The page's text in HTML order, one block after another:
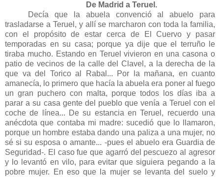
De Madrid a Teruel .
Decía que la abuela convenció al abuelo para
trasladarse a Teruel, y allí se marcharon con toda la familia,
con el propósito de estar cerca de El Cuervo y pasar
temporadas en su casa; porque ya dije que el terruño le
tiraba mucho. Estando en Teruel vivieron en una casona o
patio de vecinos de la calle del Clavel, a la derecha de la
que va del Torico al Rabal... Por la mañana, en cuanto
amanecía, lo primero que hacía la abuela era poner al fuego
un gran puchero con malta, porque todos los días iba a
parar a su casa gente del pueblo que venía a Teruel con el
coche de línea... De su estancia en Teruel, recuerdo una
anécdota que contaba mi madre: sucedió que lo llamaron,
porque un hombre estaba dando una paliza a una mujer, no
sé si su esposa o amante... -pues el abuelo era Guardia de
Seguridad-. El caso fue que agarró del pescuezo al agresor
y lo levantó en vilo, para evitar que siguiera pegando a la
pobre mujer. En eso que la mujer se levanta del suelo y